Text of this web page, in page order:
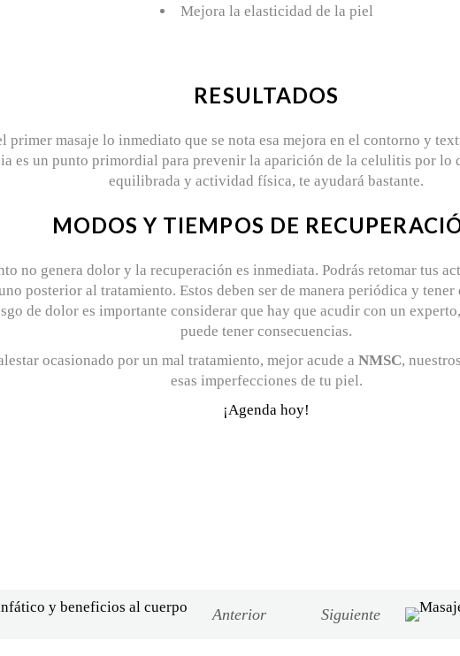
Mejora la elasticidad de la piel
RESULTADOS
primer masaje lo inmediato que se nota esa mejora en el contorno y
es un punto primordial para prevenir la aparición de la celulitis por lo
equilibrada y actividad física, te ayudará bastante.
MODOS Y TIEMPOS DE
no genera dolor y la recuperación es inmediata. Podrás retomar tus
posterior al tratamiento. Estos deben ser de manera periódica y tener
de dolor es importante considerar que hay que acudir con un
puede tener consecuencias.
ocasionado por un mal tratamiento, mejor acude a NMSC,
esas imperfecciones de tu piel.
¡Agenda hoy!
Anterior Siguiente